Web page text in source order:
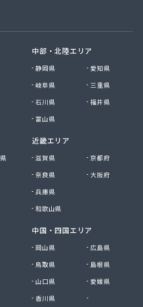
会 プロパン部
中部・北陸エリア
静岡県
愛知県
岐阜県
三重県
石川県
福井県
富山県
近畿エリア
滋賀県
京都府
奈良県
大阪府
兵庫県
和歌山県
中国・四国エリア
岡山県
広島県
鳥取県
島根県
山口県
愛媛県
香川県